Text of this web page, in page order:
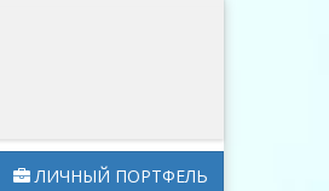
ЛИЧНЫЙ ПОРТФЕЛЬ